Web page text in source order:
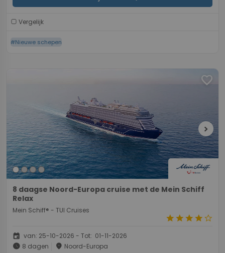
Vergelijk
#Nieuwe schepen
favorite
chevron_right
8 daagse Noord-Europa cruise met de Mein Schiff
Relax
Mein Schiff® - TUI Cruises
starstarstarstarstar_border
event van: 25-10-2026 - Tot: 01-11-2026
schedule 8 dagen place Noord-Europa